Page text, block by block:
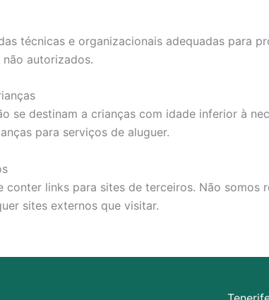
técnicas e organizacionais adequadas para
autorizados.
se destinam a crianças com idade inferior à
para serviços de aluguer.
conter links para sites de terceiros. Não
sites externos que visitar.